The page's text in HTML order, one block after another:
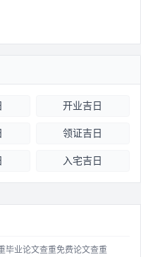
开业吉日
领证吉日
入宅吉日
毕业论文查重免费论文查重